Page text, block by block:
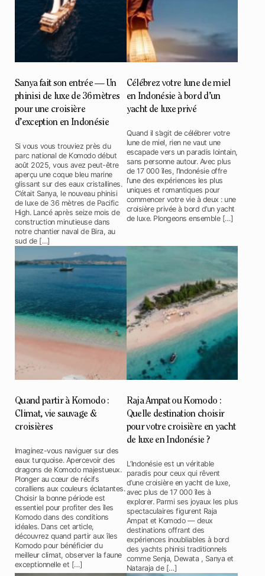
Sanya fait son entrée — Un
phinisi de luxe de 36 mètres
pour une croisière
d’exception en Indonésie
Si vous vous trouviez près du
parc national de Komodo début
août 2025, vous avez peut-être
aperçu une coque bleu marine
glissant sur des eaux cristallines.
C’était Sanya, le nouveau phinisi
de luxe de 36 mètres de Pacific
High. Lancé après seize mois de
construction minutieuse dans
notre chantier naval de Bira, au
sud de […]
Célébrez votre lune de miel
en Indonésie à bord d’un
yacht de luxe privé
Quand il s’agit de célébrer votre
lune de miel, rien ne vaut une
escapade vers un paradis lointain,
sans personne autour. Avec plus
de 17 000 îles, l’Indonésie offre
l’une des expériences les plus
uniques et romantiques pour
commencer votre vie à deux : une
croisière privée à bord d’un yacht
de luxe. Plongeons ensemble […]
Quand partir à Komodo :
Climat, vie sauvage &
croisières
Imaginez-vous naviguer sur des
eaux turquoise. Apercevoir des
dragons de Komodo majestueux.
Plonger au cœur de récifs
coralliens aux couleurs éclatantes.
Choisir la bonne période est
essentiel pour profiter des îles
Komodo dans des conditions
idéales. Dans cet article,
découvrez quand partir aux îles
Komodo pour bénéficier du
meilleur climat, observer la faune
exceptionnelle et […]
Raja Ampat ou Komodo :
Quelle destination choisir
pour votre croisière en yacht
de luxe en Indonésie ?
L’Indonésie est un véritable
paradis pour ceux qui rêvent
d’une croisière en yacht de luxe,
avec plus de 17 000 îles à
explorer. Parmi ses joyaux les plus
spectaculaires figurent Raja
Ampat et Komodo — deux
destinations offrant des
expériences inoubliables à bord
des yachts phinisi traditionnels
comme Senja, Dewata , Sanya et
Nataraja de […]